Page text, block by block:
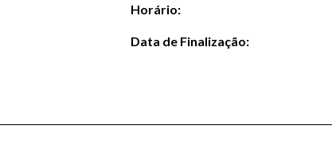
Horário:
Data de Finalização: